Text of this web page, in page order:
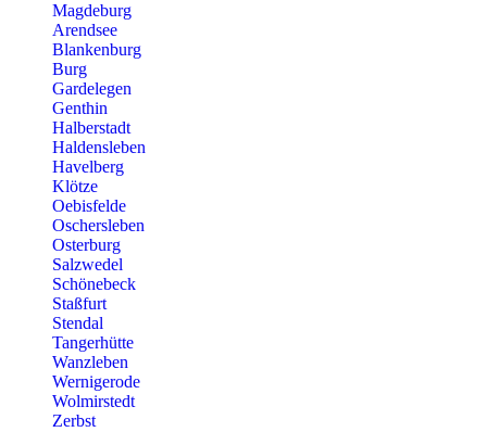
Magdeburg
Arendsee
Blankenburg
Burg
Gardelegen
Genthin
Halberstadt
Haldensleben
Havelberg
Klötze
Oebisfelde
Oschersleben
Osterburg
Salzwedel
Schönebeck
Staßfurt
Stendal
Tangerhütte
Wanzleben
Wernigerode
Wolmirstedt
Zerbst